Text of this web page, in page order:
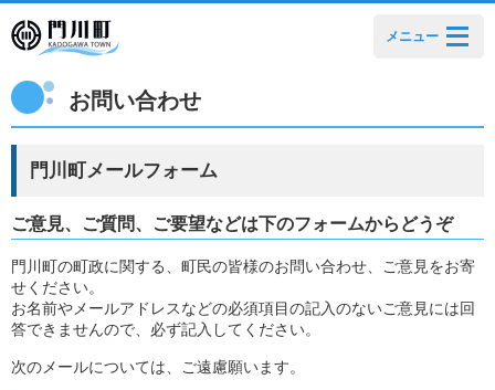
メニュー
お問い合わせ
門川町メールフォーム
ご意見、ご質問、ご要望などは下のフォームからどうぞ
門川町の町政に関する、町民の皆様のお問い合わせ、ご意見をお寄
せください。
お名前やメールアドレスなどの必須項目の記入のないご意見には回
答できませんので、必ず記入してください。
次のメールについては、ご遠慮願います。